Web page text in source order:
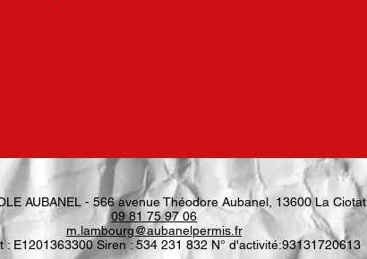
AUBANEL - 566 avenue Théodore Aubanel, 13600 La Ciotat
09 81 75 97 06
m.lambourg@aubanelpermis.fr
: E1201363300 Siren : 534 231 832 N° d'activité:93131720613